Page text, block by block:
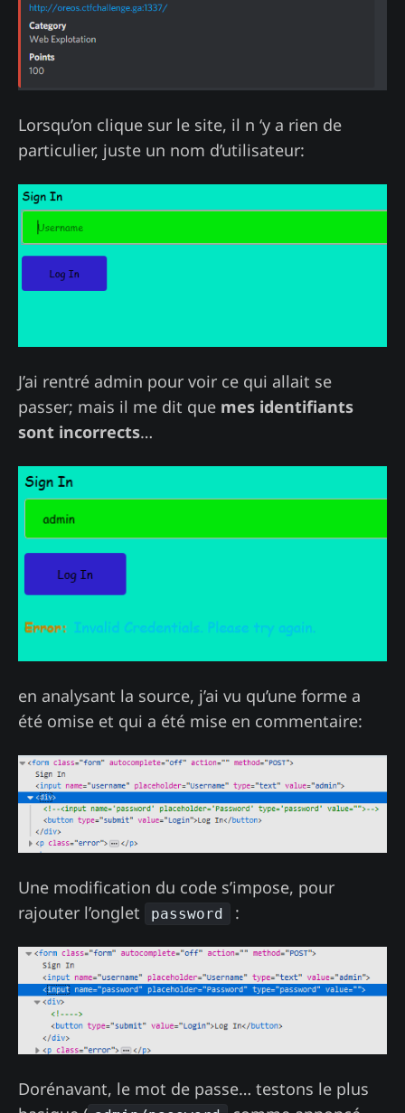
Lorsqu’on clique sur le site, il n ‘y a rien de
particulier, juste un nom d’utilisateur:
J’ai rentré admin pour voir ce qui allait se
passer; mais il me dit que mes identifiants
sont incorrects…
en analysant la source, j’ai vu qu’une forme a
été omise et qui a été mise en commentaire:
Une modification du code s’impose, pour
rajouter l’onglet
password :
Dorénavant, le mot de passe… testons le plus